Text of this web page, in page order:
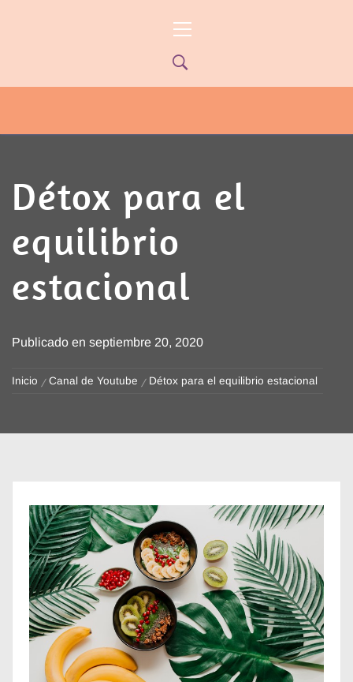
principal
ONCE PARANÁ YOUTUBE/PYPNEWS –
Détox para el
equilibrio
estacional
Publicado en septiembre 20, 2020
Inicio Canal de Youtube Détox para el equilibrio estacional